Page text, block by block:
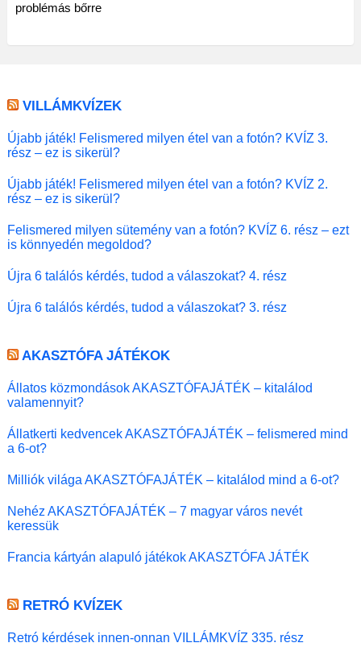
problémás bőrre
VILLÁMKVÍZEK
Újabb játék! Felismered milyen étel van a fotón? KVÍZ 3.
rész – ez is sikerül?
Újabb játék! Felismered milyen étel van a fotón? KVÍZ 2.
rész – ez is sikerül?
Felismered milyen sütemény van a fotón? KVÍZ 6. rész – ezt
is könnyedén megoldod?
Újra 6 találós kérdés, tudod a válaszokat? 4. rész
Újra 6 találós kérdés, tudod a válaszokat? 3. rész
AKASZTÓFA JÁTÉKOK
Állatos közmondások AKASZTÓFAJÁTÉK – kitalálod
valamennyit?
Állatkerti kedvencek AKASZTÓFAJÁTÉK – felismered mind
a 6-ot?
Milliók világa AKASZTÓFAJÁTÉK – kitalálod mind a 6-ot?
Nehéz AKASZTÓFAJÁTÉK – 7 magyar város nevét
keressük
Francia kártyán alapuló játékok AKASZTÓFA JÁTÉK
RETRÓ KVÍZEK
Retró kérdések innen-onnan VILLÁMKVÍZ 335. rész